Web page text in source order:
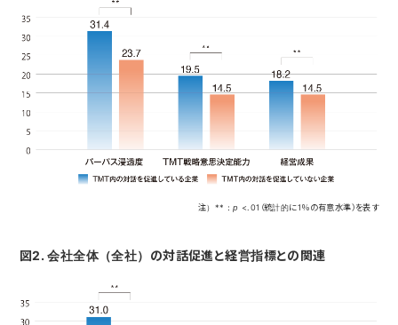
注）**：p <.01（統計的に1％の有意水準）を表す
図2. 会社全体（全社）の対話促進と経営指標との関連